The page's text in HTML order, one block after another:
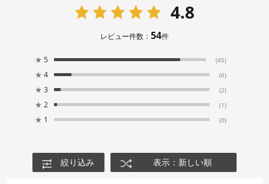
4.8
レビュー件数： 54件
★ 5 (45)
★ 4 (6)
★ 3 (2)
★ 2 (1)
★ 1 (0)
絞り込み 表示：新しい順